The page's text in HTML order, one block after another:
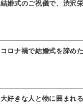
結婚式のご祝儀で、渋沢
コロナ禍で結婚式を諦め
大好きな人と物に囲まれ